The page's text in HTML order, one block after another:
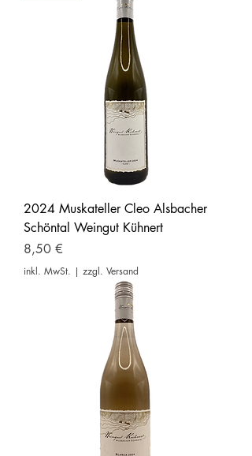
2024 Muskateller Cleo Alsbacher
Schöntal Weingut Kühnert
Preis
8,50 €
inkl. MwSt. | zzgl. Versand